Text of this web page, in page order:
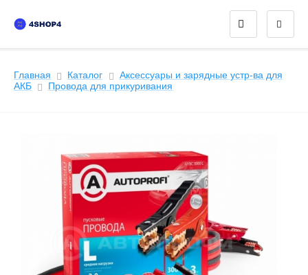
Главная Каталог
Аксессуары и зарядные устр-ва для
АКБ
Провода для прикуривания